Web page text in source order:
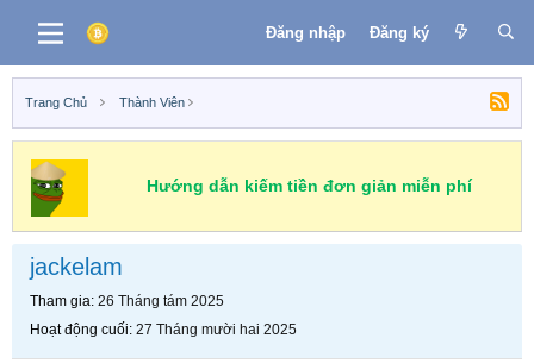
Đăng nhập Đăng ký
Trang Chủ Thành Viên
Hướng dẫn kiếm tiền đơn giản miễn phí
jackelam
Tham gia 26 Tháng tám 2025
Hoạt động cuối 27 Tháng mười hai 2025